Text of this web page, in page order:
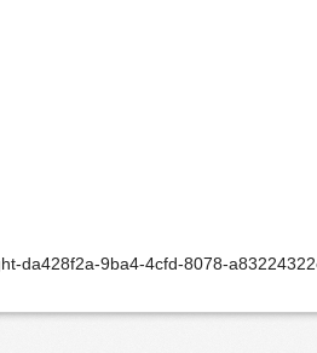
da428f2a-9ba4-4cfd-8078-